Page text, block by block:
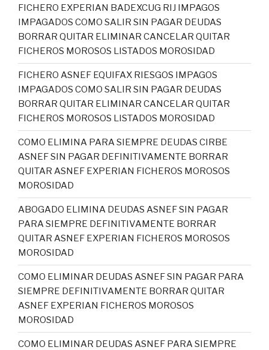
FICHERO EXPERIAN BADEXCUG RIJ IMPAGOS
IMPAGADOS COMO SALIR SIN PAGAR DEUDAS
BORRAR QUITAR ELIMINAR CANCELAR QUITAR
FICHEROS MOROSOS LISTADOS MOROSIDAD
FICHERO ASNEF EQUIFAX RIESGOS IMPAGOS
IMPAGADOS COMO SALIR SIN PAGAR DEUDAS
BORRAR QUITAR ELIMINAR CANCELAR QUITAR
FICHEROS MOROSOS LISTADOS MOROSIDAD
COMO ELIMINA PARA SIEMPRE DEUDAS CIRBE
ASNEF SIN PAGAR DEFINITIVAMENTE BORRAR
QUITAR ASNEF EXPERIAN FICHEROS MOROSOS
MOROSIDAD
ABOGADO ELIMINA DEUDAS ASNEF SIN PAGAR
PARA SIEMPRE DEFINITIVAMENTE BORRAR
QUITAR ASNEF EXPERIAN FICHEROS MOROSOS
MOROSIDAD
COMO ELIMINAR DEUDAS ASNEF SIN PAGAR PARA
SIEMPRE DEFINITIVAMENTE BORRAR QUITAR
ASNEF EXPERIAN FICHEROS MOROSOS
MOROSIDAD
COMO ELIMINAR DEUDAS ASNEF PARA SIEMPRE